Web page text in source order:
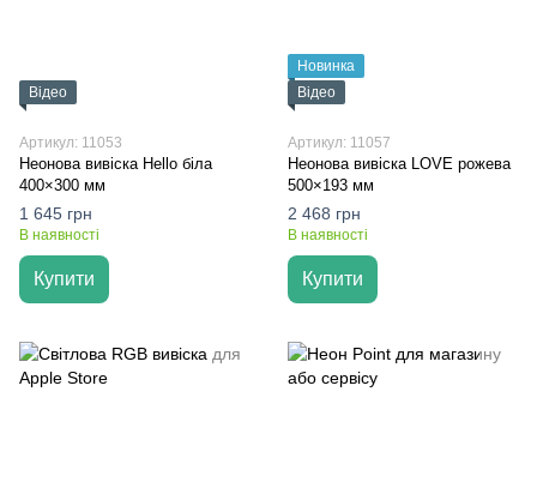
Відео
Артикул: 11053
Неонова вивіска Hello біла
400×300 мм
1 645 грн
В наявності
Купити
Новинка
Відео
Артикул: 11057
Неонова вивіска LOVE рожева
500×193 мм
2 468 грн
В наявності
Купити